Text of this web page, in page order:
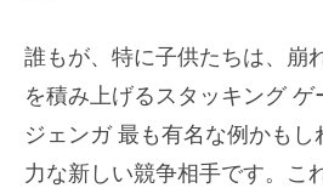
誰もが、特に子供たちは、崩
を積み上げるスタッキング ゲ
ジェンガ 最も有名な例かもし
力な新しい競争相手です。こ